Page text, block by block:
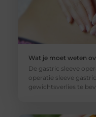
Wat je moet weten
De gastric sleeve
operatie sleeve
gewichtsverlies te